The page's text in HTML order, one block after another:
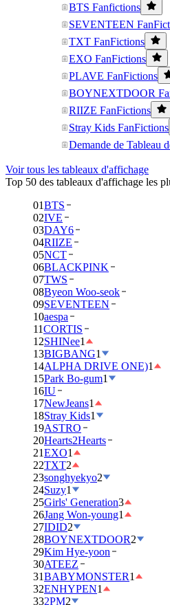
BTS Fanfictions
SEVENTEEN
TXT FanFictions
EXO FanFictions
PLAVE FanFictions
BOYNEXTDOOR
RIIZE FanFictions
Stray Kids FanFictions
Demande de Tableau
Voir tous les tableaux d'affichage
Top 50 des tableaux d'affichage les
01BTS
02IVE
03DAY6
04RIIZE
05NCT
06BLACKPINK
07TWS
08Byeon Woo-seok
09SEVENTEEN
10aespa
11CORTIS
12SHINee1
13BIGBANG1
14ALPHA DRIVE ONE)1
15Park Bo-gum1
16IU
17NewJeans1
18Stray Kids1
19ASTRO
20Hearts2Hearts
21EXO1
22TXT2
23songhyekyo2
24Suzy1
25Girls' Generation3
26Jang Won-young1
27IDID2
28BOYNEXTDOOR2
29Kim Hye-yoon
30ATEEZ
31BABYMONSTER1
32ENHYPEN1
332PM2